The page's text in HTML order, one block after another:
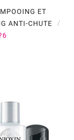
ET
ANTI-CHUTE